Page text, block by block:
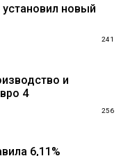
новый
241
и
4
256
6,11%